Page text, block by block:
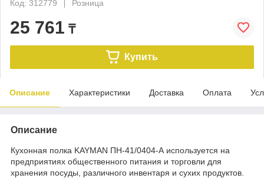
Код: 312779
Розница
25 761 ₸
Купить
Описание Характеристики Доставка Оплата
Описание
Кухонная полка KAYMAN ПН-41/0404-А используется на
предприятиях общественного питания и торговли для
хранения посуды, различного инвентаря и сухих продуктов.